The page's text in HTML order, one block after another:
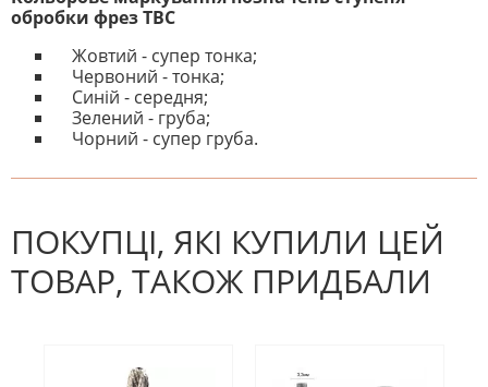
обробки фрез ТВС
Жовтий - супер тонка;
Червоний - тонка;
Синій - середня;
Зелений - груба;
Чорний - супер груба.
На даний час немає відгуків. Ви
ПОКУПЦІ, ЯКІ КУПИЛИ ЦЕЙ
ТОВАР, ТАКОЖ ПРИДБАЛИ